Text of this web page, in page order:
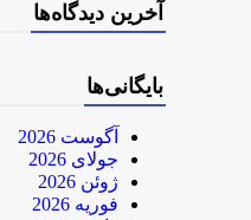
آخرین دیدگاه‌ها
بایگانی‌ها
آگوست 2026
جولای 2026
ژوئن 2026
فوریه 2026